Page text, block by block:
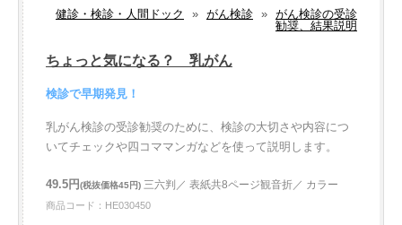
健診・検診・人間ドック » がん検診 » がん検診の受診
勧奨、結果説明
ちょっと気になる？ 乳がん
検診で早期発見！
乳がん検診の受診勧奨のために、検診の大切さや内容につ
いてチェックや四コママンガなどを使って説明します。
49.5円(税抜価格45円) 三六判／ 表紙共8ページ観音折／ カラー
商品コード：HE030450